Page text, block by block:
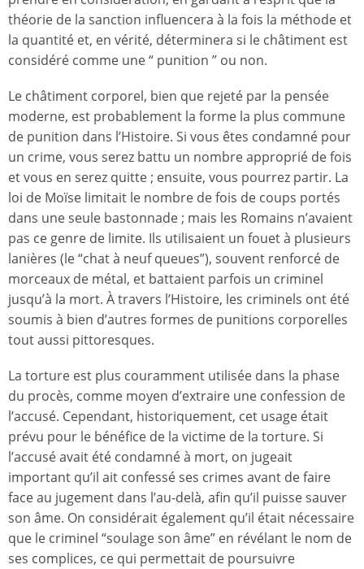
théorie de la sanction influencera à la fois la méthode et
la quantité et, en vérité, déterminera si le châtiment est
considéré comme une “ punition ” ou non.
Le châtiment corporel, bien que rejeté par la pensée
moderne, est probablement la forme la plus commune
de punition dans l’Histoire. Si vous êtes condamné pour
un crime, vous serez battu un nombre approprié de fois
et vous en serez quitte ; ensuite, vous pourrez partir. La
loi de Moïse limitait le nombre de fois de coups portés
dans une seule bastonnade ; mais les Romains n’avaient
pas ce genre de limite. Ils utilisaient un fouet à plusieurs
lanières (le “chat à neuf queues”), souvent renforcé de
morceaux de métal, et battaient parfois un criminel
jusqu’à la mort. À travers l’Histoire, les criminels ont été
soumis à bien d’autres formes de punitions corporelles
tout aussi pittoresques.
La torture est plus couramment utilisée dans la phase
du procès, comme moyen d’extraire une confession de
l’accusé. Cependant, historiquement, cet usage était
prévu pour le bénéfice de la victime de la torture. Si
l’accusé avait été condamné à mort, on jugeait
important qu’il ait confessé ses crimes avant de faire
face au jugement dans l’au-delà, afin qu’il puisse sauver
son âme. On considérait également qu’il était nécessaire
que le criminel “soulage son âme” en révélant le nom de
ses complices, ce qui permettait de poursuivre